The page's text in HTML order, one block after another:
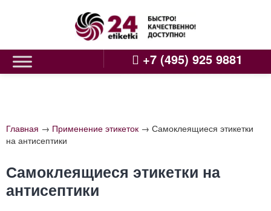
+7 (495) 925 9881
Главная → Применение этикеток → Самоклеящиеся этикетки
на антисептики
Самоклеящиеся этикетки на
антисептики